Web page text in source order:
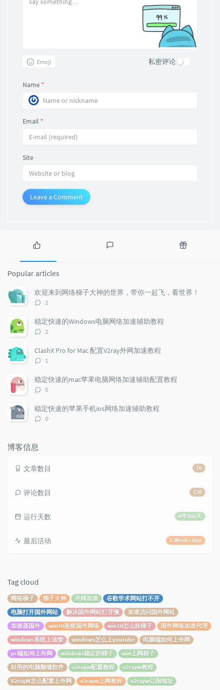
Emoji 私密评论
Name *
Email *
Site
Leave a Comment
p
u
l
a
r
a
r
t
i
l
e
e
s
c
o
m
t
d
o
Popular articles
欢迎来到网络梯子大神的世界，带你一起飞，看世界！
评
数：
2
稳定快速的Windows电脑网络加速辅助教程
评
数：
2
ClashX Pro for Mac 配置V2ray外网加速教程
评
数：
1
稳定快速的mac苹果电脑网络加速辅助配置教程
评
数：
0
稳定快速的苹果手机ios网络加速辅助教程
评
0
博客信息
76
文章数目
138
评论数目
6年166天
运行天数
2 Weeks Ago
最后活动
Tag cloud
网络梯子 梯子大神 外网加速
谷歌学术网站打不开
电脑打开国外网站
解决国外网站打开慢
加速访问国外网站
加速器国外
win10连接国外网络 win10怎么挂梯子
国外网络加速代理
windows系统上油管
windows怎么上youtube
电脑端如何上外网
pc端如何上外网
windows稳定的梯子
win上网梯子
好用的电脑翻墙软件
v2rayw配置教程
v2rayw教程
V2rayW怎么配置上外网
v2rayw上网教程 v2rayw订阅地址